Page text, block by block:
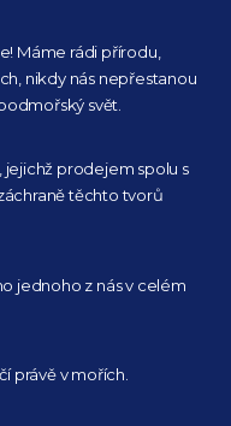
Máme rádi přírodu,
nikdy nás nepřestanou
svět.
jejichž prodejem spolu s
těchto tvorů
jednoho z nás v celém
právě v mořích.